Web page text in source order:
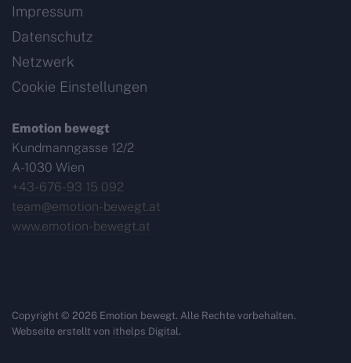
Impressum
Datenschutz
Netzwerk
Cookie Einstellungen
Emotion bewegt
Kundmanngasse 12/2
A-1030 Wien
+43-676-93 15 092
team@emotion-bewegt.at
www.emotion-bewegt.at
Copyright © 2026 Emotion bewegt. Alle Rechte vorbehalten.
Webseite erstellt von ithelps Digital.